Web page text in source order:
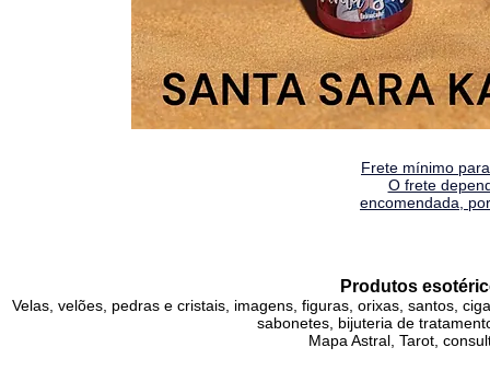
Frete mínimo
O frete
encomendada,
Produtos
Velas, velões, pedras e cristais, imagens, figuras, orixas, santos,
sabonetes, bijuteria de
Mapa Astral, Tarot,